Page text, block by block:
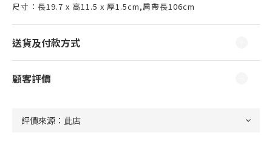
尺寸：長19.7 x 高11.5 x 厚1.5cm,肩帶長106cm
送貨及付款方式
顧客評價